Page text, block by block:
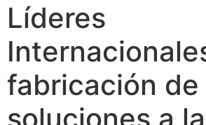
Líderes
fabricación de